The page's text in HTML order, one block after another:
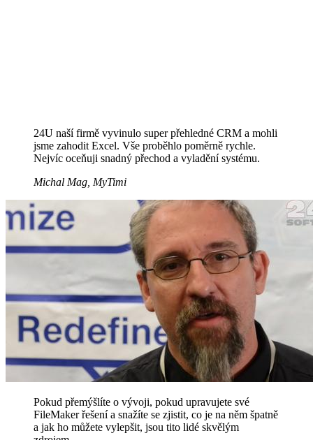
24U naší firmě vyvinulo super přehledné CRM a mohli
jsme zahodit Excel. Vše proběhlo poměrně rychle.
Nejvíc oceňuji snadný přechod a vyladění systému.
Michal Mag, MyTimi
Pokud přemýšlíte o vývoji, pokud upravujete své
FileMaker řešení a snažíte se zjistit, co je na něm špatně
a jak ho můžete vylepšit, jsou tito lidé skvělým